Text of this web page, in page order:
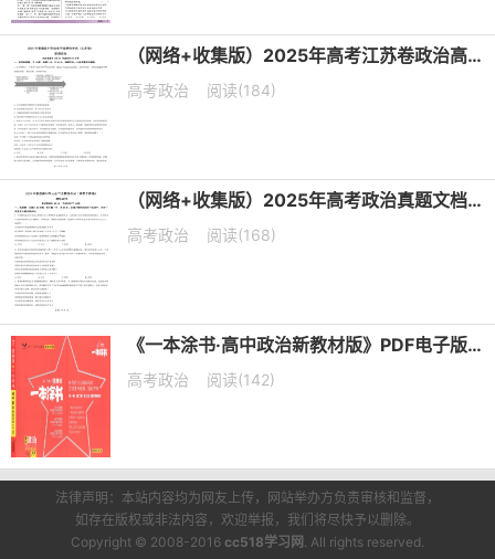
（网络+收集版）2025年高考江苏卷政治高考真题文档版（含答案）
高考政治 阅读(184)
（网络+收集版）2025年高考政治真题文档版（含答案）适用地区：陕西、山西、宁夏、青海
高考政治 阅读(168)
《一本涂书·高中政治新教材版》PDF电子版下载
高考政治 阅读(142)
法律声明：本站内容均为网友上传，网站举办方负责审核和监督，
如存在版权或非法内容，欢迎举报，我们将尽快予以删除。
Copyright © 2008-2016 cc518学习网 . All rights reserved.